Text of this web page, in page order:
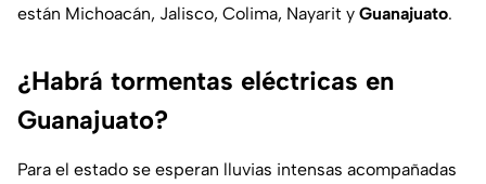
están Michoacán, Jalisco, Colima, Nayarit y Guanajuato.
¿Habrá tormentas eléctricas en
Guanajuato?
Para el estado se esperan lluvias intensas acompañadas